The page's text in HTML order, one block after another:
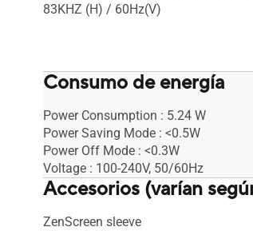
83KHZ (H) / 60Hz(V)
Consumo de energía
Power Consumption : 5.24 W
Power Saving Mode : <0.5W
Power Off Mode : <0.3W
Voltage : 100-240V, 50/60Hz
Accesorios (varían
ZenScreen sleeve